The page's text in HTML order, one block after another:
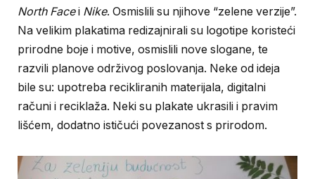
North Facei Nike. Osmislili su njihove “zelene verzije”.
Na velikim plakatima redizajnirali su logotipe koristeći
prirodne boje i motive, osmislili nove slogane, te
razvili planove održivog poslovanja. Neke od ideja
bile su: upotreba recikliranih materijala, digitalni
računi i reciklaža. Neki su plakate ukrasili i pravim
lišćem, dodatno ističući povezanost s prirodom.